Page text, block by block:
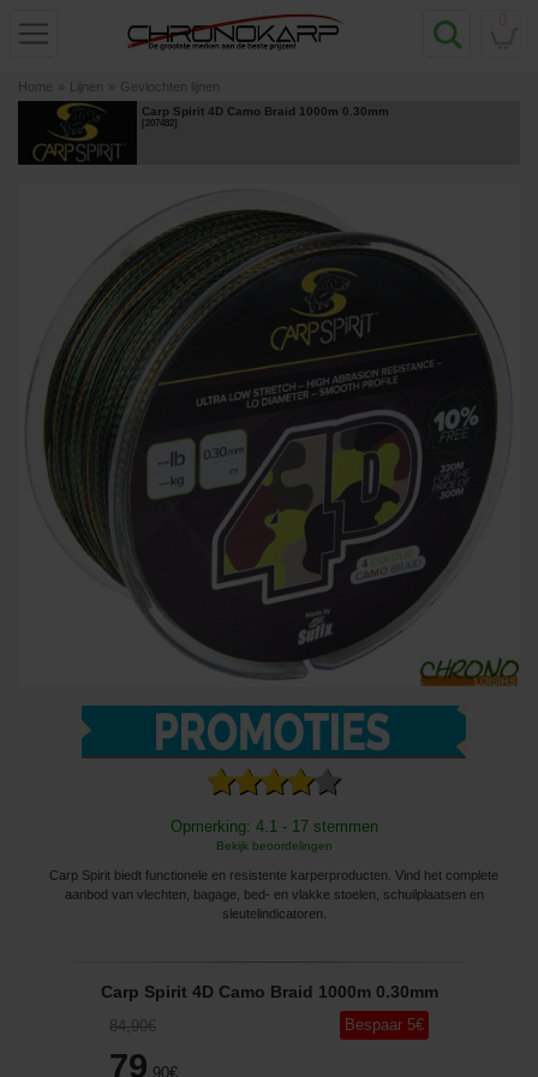
Home » Lijnen » Gevlochten lijnen
Carp Spirit 4D Camo Braid 1000m 0.30mm
[207482]
Opmerking: 4.1 - 17 stemmen
Bekijk beoordelingen
Carp Spirit biedt functionele en resistente karperproducten. Vind het complete
aanbod van vlechten, bagage, bed- en vlakke stoelen, schuilplaatsen en
sleutelindicatoren.
Carp Spirit 4D Camo Braid 1000m 0.30mm
84,90€
79 ,90€
Bespaar 5€